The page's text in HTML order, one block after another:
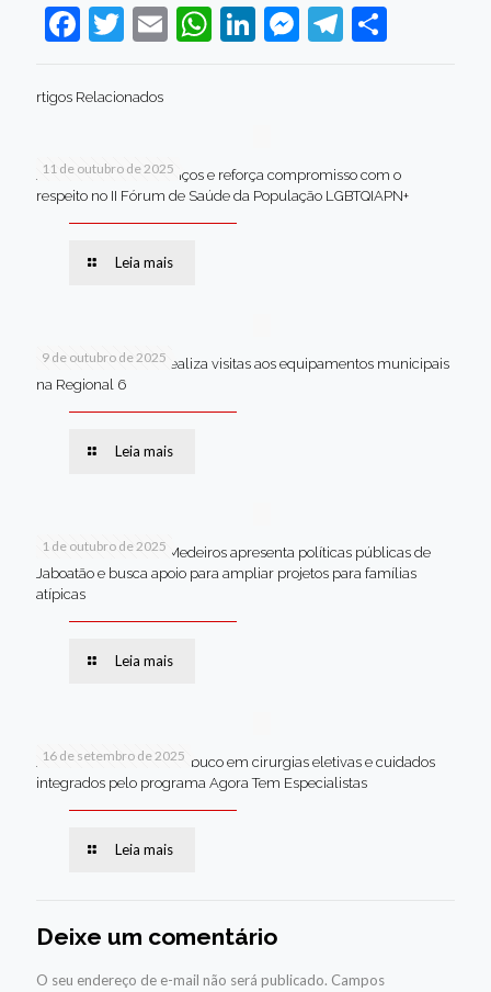
Facebook
Twitter
EmailWhatsApp
LinkedIn
Messenger
Telegram
Share
rtigos Relacionados
11 de outubro de 2025
Jaboatão celebra avanços e reforça compromisso com o
respeito no II Fórum de Saúde da População LGBTQIAPN+
Leia mais
9 de outubro de 2025
Van dos secretários realiza visitas aos equipamentos municipais
na Regional 6
Leia mais
1 de outubro de 2025
Em Brasília, Andréa Medeiros apresenta políticas públicas de
Jaboatão e busca apoio para ampliar projetos para famílias
atípicas
Leia mais
16 de setembro de 2025
Jaboatão lidera Pernambuco em cirurgias eletivas e cuidados
integrados pelo programa Agora Tem Especialistas
Leia mais
Deixe um comentário
O seu endereço de e-mail não será publicado. Campos